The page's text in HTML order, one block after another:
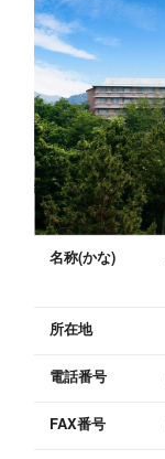
名称(かな)
所在地
電話番号
FAX番号